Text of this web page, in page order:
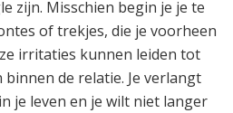
zijn. Misschien begin je je te
of trekjes, die je voorheen
irritaties kunnen leiden tot
de relatie. Je verlangt
je leven en je wilt niet langer